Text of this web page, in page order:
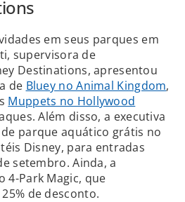
em seus parques em
supervisora de
Destinations, apresentou
de Bluey no Animal Kingdom,
Muppets no Hollywood
Além disso, a executiva
parque aquático grátis no
Disney, para entradas
setembro. Ainda, a
4-Park Magic, que
de desconto.